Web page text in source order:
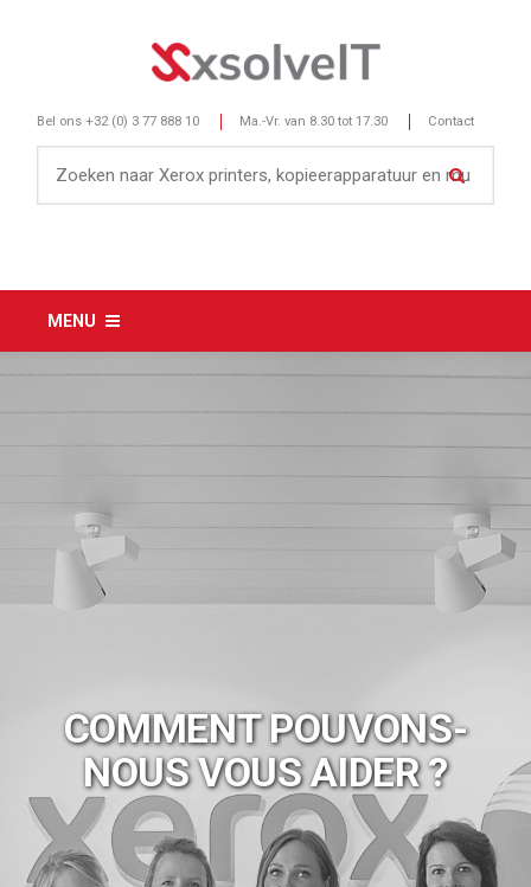
Bel ons +32 (0) 3 77 888 10 Ma.-Vr. van 8.30 tot 17.30 Contact
MENU
COMMENT POUVONS-
NOUS VOUS AIDER ?